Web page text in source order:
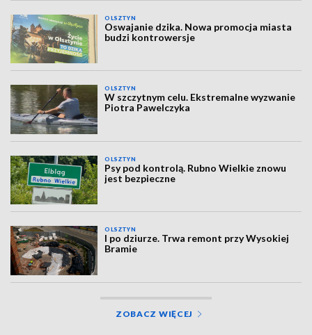
OLSZTYN
Oswajanie dzika. Nowa promocja miasta
budzi kontrowersje
OLSZTYN
W szczytnym celu. Ekstremalne wyzwanie
Piotra Pawelczyka
OLSZTYN
Psy pod kontrolą. Rubno Wielkie znowu
jest bezpieczne
OLSZTYN
I po dziurze. Trwa remont przy Wysokiej
Bramie
ZOBACZ WIĘCEJ